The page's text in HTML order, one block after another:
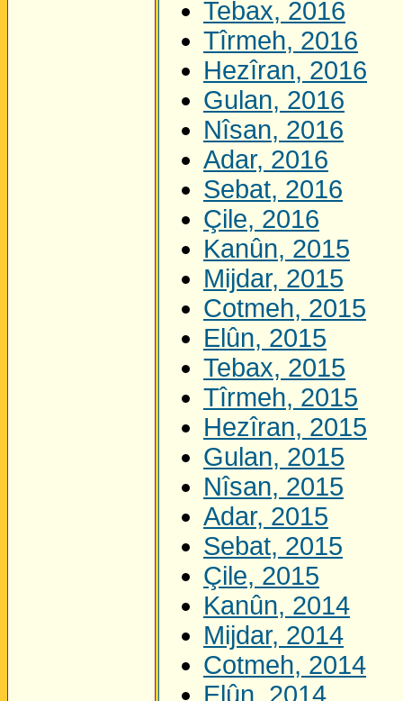
Tebax, 2016
Tîrmeh, 2016
Hezîran, 2016
Gulan, 2016
Nîsan, 2016
Adar, 2016
Sebat, 2016
Çile, 2016
Kanûn, 2015
Mijdar, 2015
Cotmeh, 2015
Elûn, 2015
Tebax, 2015
Tîrmeh, 2015
Hezîran, 2015
Gulan, 2015
Nîsan, 2015
Adar, 2015
Sebat, 2015
Çile, 2015
Kanûn, 2014
Mijdar, 2014
Cotmeh, 2014
Elûn, 2014